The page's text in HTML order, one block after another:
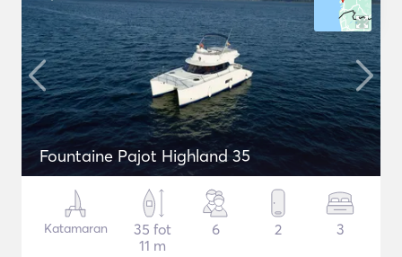
Fountaine Pajot Highland 35
Katamaran
35 fot
11 m
6 2 3